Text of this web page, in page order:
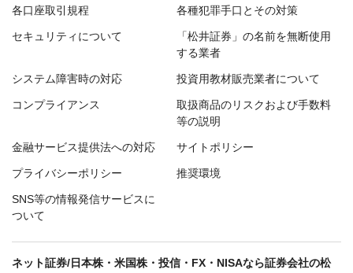
各口座取引規程 各種犯罪手口とその対策
セキュリティについて
「松井証券」の名前を無断使用
する業者
システム障害時の対応 投資用教材販売業者について
コンプライアンス
取扱商品のリスクおよび手数料
等の説明
金融サービス提供法への対応 サイトポリシー
プライバシーポリシー 推奨環境
SNS等の情報発信サービスに
ついて
ネット証券/日本株・米国株・投信・FX・NISAなら証券会社の松